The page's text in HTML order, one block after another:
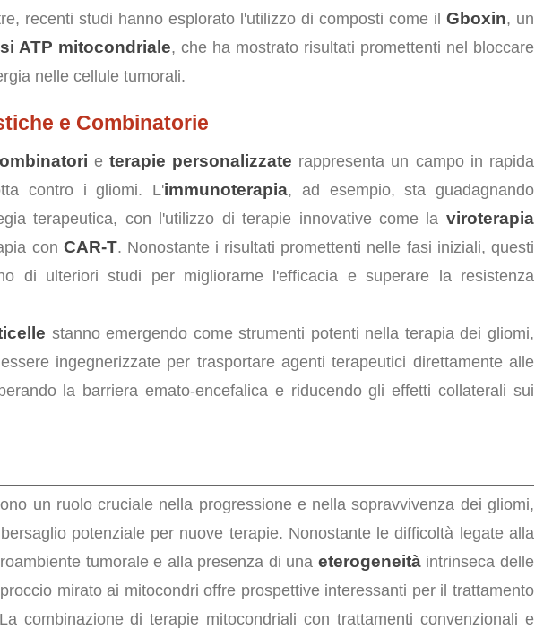
recenti studi hanno esplorato l'utilizzo di composti come il Gboxin, un
ATP mitocondriale, che ha mostrato risultati promettenti nel bloccare
nelle cellule tumorali.
e Combinatorie
e terapie personalizzate rappresenta un campo in rapida
contro i gliomi. L'immunoterapia, ad esempio, sta guadagnando
terapeutica, con l'utilizzo di terapie innovative come la viroterapia
con CAR-T. Nonostante i risultati promettenti nelle fasi iniziali, questi
di ulteriori studi per migliorarne l'efficacia e superare la resistenza
stanno emergendo come strumenti potenti nella terapia dei gliomi,
ingegnerizzate per trasportare agenti terapeutici direttamente alle
la barriera emato-encefalica e riducendo gli effetti collaterali sui
un ruolo cruciale nella progressione e nella sopravvivenza dei gliomi,
potenziale per nuove terapie. Nonostante le difficoltà legate alla
tumorale e alla presenza di una eterogeneitàintrinseca delle
mirato ai mitocondri offre prospettive interessanti per il trattamento
combinazione di terapie mitocondriali con trattamenti convenzionali e